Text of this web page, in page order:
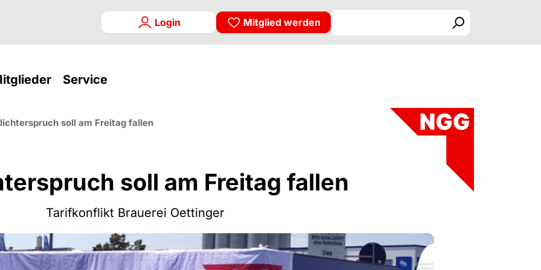
Login Mitglied werden
Suchen
(current)
Service(current)
soll am Freitag fallen
soll am Freitag fallen
Tarifkonflikt Brauerei Oettinger